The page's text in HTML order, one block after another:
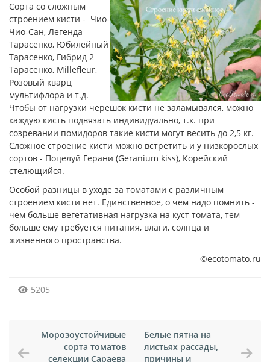
Сорта со сложным
строением кисти - Чио-
Чио-Сан, Легенда
Тарасенко, Юбилейный
Тарасенко, Гибрид 2
Тарасенко, Millefleur,
Розовый кварц
мультифлора и т.д.
Чтобы от нагрузки черешок кисти не заламывался, можно
каждую кисть подвязать индивидуально, т.к. при
созревании помидоров такие кисти могут весить до 2,5 кг.
Сложное строение кисти можно встретить и у низкорослых
сортов - Поцелуй Герани (Geranium kiss), Корейский
стелющийся.
Особой разницы в уходе за томатами с различным
строением кисти нет. Единственное, о чем надо помнить -
чем больше вегетативная нагрузка на куст томата, тем
больше ему требуется питания, влаги, солнца и
жизненного пространства.
©ecotomato.ru
5205
Морозоустойчивые
сорта томатов
селекции Сараева
Белые пятна на
листьях рассады,
причины и